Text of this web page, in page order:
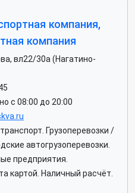
компания,
компания
вл22/30а (Нагатино-
с 08:00 до 20:00
Грузоперевозки /
автогрузоперевозки.
предприятия.
картой. Наличный расчёт.